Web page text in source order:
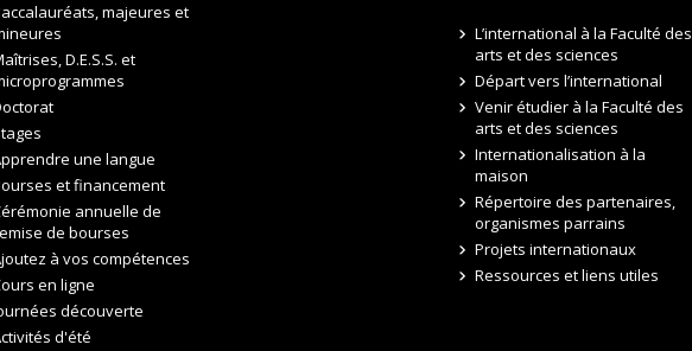
majeures et
D.E.S.S. et
une langue
et financement
annuelle de
de bourses
à vos compétences
en ligne
découverte
d'été
L’international à la Faculté des
arts et des sciences
Départ vers l’international
Venir étudier à la Faculté des
arts et des sciences
Internationalisation à la
maison
Répertoire des partenaires,
organismes parrains
Projets internationaux
Ressources et liens utiles